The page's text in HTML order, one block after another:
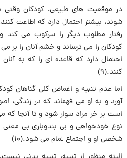
در موقعیت هاى طبیعى، کودکان‏ وقتى
شوند، بیشتر احتمال دارد که اطاعت
رفتار مطلوب دیگر را سرکوب می کند
کودکان را می ترساند و خشم آنان را بر می
احتمال دارد که قاعده ای را که به
کنند.(۹)
اما عدم‏ تنبیه و اغماض کلی گناهان
آورد و به او مى فهماند که در زندگى،
است ‏بر خر مراد سوار شود و تا آنجا که
نوع خودخواهی و بى بندوبارى بى
شخصی او و اجتماع تمام مى شود.(۱۰)